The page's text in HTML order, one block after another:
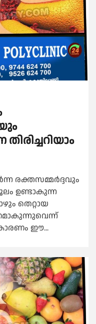
രക്തസമ്മര്‍ദ്ദവും
ഉണ്ടാകുന്ന
തെറ്റായ
ഈ...